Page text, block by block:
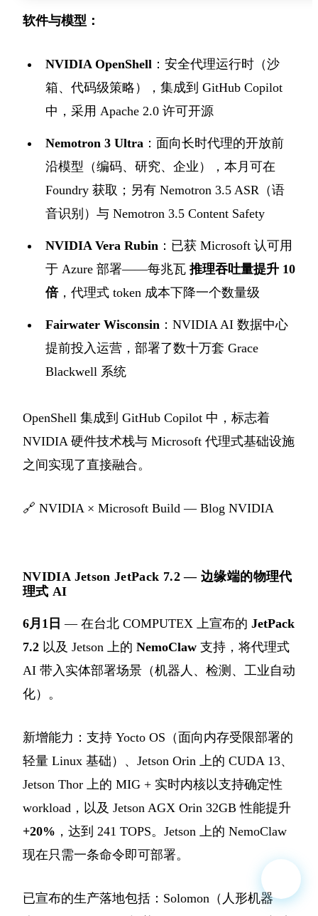
软件与模型：
NVIDIA OpenShell ：安全代理运行时（沙
箱、代码级策略），集成到 GitHub Copilot
中，采用 Apache 2.0 许可开源
Nemotron 3 Ultra ：面向长时代理的开放前
沿模型（编码、研究、企业），本月可在
Foundry 获取；另有 Nemotron 3.5 ASR（语
音识别）与 Nemotron 3.5 Content Safety
NVIDIA Vera Rubin ：已获 Microsoft 认可用
于 Azure 部署——每兆瓦 推理吞吐量提升 10
倍，代理式 token 成本下降一个数量级
Fairwater Wisconsin ：NVIDIA AI 数据中心
提前投入运营，部署了数十万套 Grace
Blackwell 系统
OpenShell 集成到 GitHub Copilot 中，标志着
NVIDIA 硬件技术栈与 Microsoft 代理式基础设施
之间实现了直接融合。
🔗 NVIDIA × Microsoft Build — Blog NVIDIA
NVIDIA Jetson JetPack 7.2 — 边缘端的物理代
理式 AI
6月1日 — 在台北 COMPUTEX 上宣布的 JetPack
7.2 以及 Jetson 上的 NemoClaw 支持，将代理式
AI 带入实体部署场景（机器人、检测、工业自动
化）。
新增能力：支持 Yocto OS（面向内存受限部署的
轻量 Linux 基础）、Jetson Orin 上的 CUDA 13、
Jetson Thor 上的 MIG + 实时内核以支持确定性
workload，以及 Jetson AGX Orin 32GB 性能提升
+20% ，达到 241 TOPS。Jetson 上的 NemoClaw
现在只需一条命令即可部署。
已宣布的生产落地包括：Solomon（人形机器